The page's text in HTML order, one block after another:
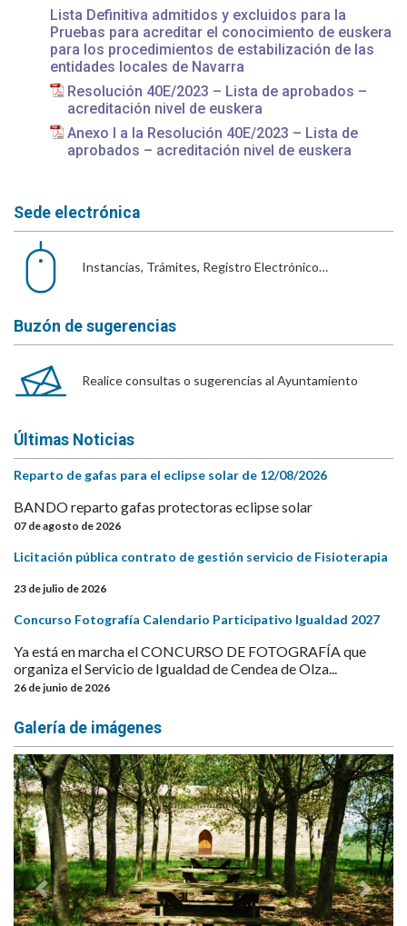
Lista Definitiva admitidos y excluidos para la
Pruebas para acreditar el conocimiento de euskera
para los procedimientos de estabilización de las
entidades locales de Navarra
Resolución 40E/2023 – Lista de aprobados –
acreditación nivel de euskera
Anexo I a la Resolución 40E/2023 – Lista de
aprobados – acreditación nivel de euskera
Sede electrónica
Instancias, Trámites, Registro Electrónico…
Buzón de sugerencias
Realice consultas o sugerencias al Ayuntamiento
Últimas Noticias
Reparto de gafas para el eclipse solar de 12/08/2026
BANDO reparto gafas protectoras eclipse solar
07 de agosto de 2026
Licitación pública contrato de gestión servicio de Fisioterapia
23 de julio de 2026
Concurso Fotografía Calendario Participativo Igualdad 2027
Ya está en marcha el CONCURSO DE FOTOGRAFÍA que
organiza el Servicio de Igualdad de Cendea de Olza...
26 de junio de 2026
Galería de imágenes
Anterior